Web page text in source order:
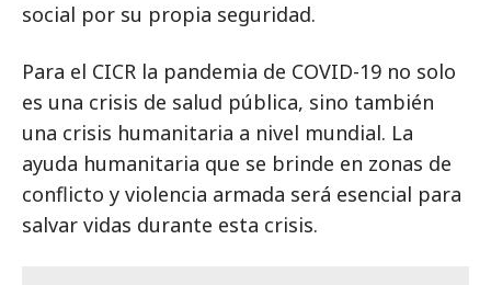
social por su propia seguridad.
Para el CICR la pandemia de COVID-19 no solo
es una crisis de salud pública, sino también
una crisis humanitaria a nivel mundial. La
ayuda humanitaria que se brinde en zonas de
conflicto y violencia armada será esencial para
salvar vidas durante esta crisis.